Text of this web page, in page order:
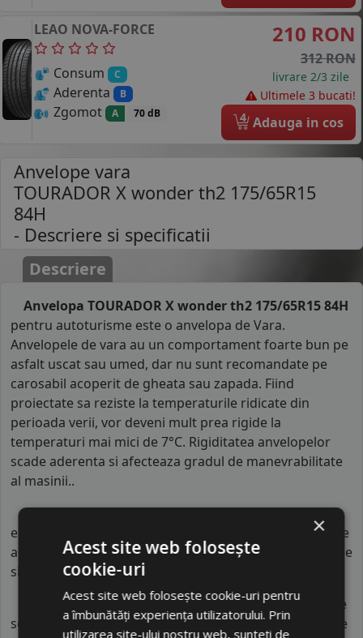
LEAO NOVA-FORCE
Consum C
Aderenta B
Zgomot A 70 dB
210 RON
312 RON
livrare 2/3 zile
Ultimele 3 bucati!
4 Adauga in cos
Anvelope vara
TOURADOR X wonder th2 175/65R15
84H
- Descriere si specificatii
Descriere
Anvelopa TOURADOR X wonder th2 175/65R15 84H
pentru autoturisme este o anvelopa de Vara.
Anvelopele de vara au un comportament foarte bun pe
asfalt uscat sau umed, dar nu sunt recomandate pe
carosabil acoperit de gheata sau zapada. Fiind
proiectate sa reziste la temperaturile ridicate din
perioada verii, vor deveni mult prea rigide la
temperaturi mai mici de 7°C. Rigiditatea anvelopelor
scade aderenta si afecteaza gradul de manevrabilitate
al masinii..
Indicele de vitezaal anvelopei de varaTOURADOR
este
. Acest indice confirma ca anvelopa poate rula pe
autovehicule o viteza maxima de 210 km/h in conditii de
siguranta.
Indicele de sarcinaal anvelopei este84. Acest indice
semnifica faptul ca anvelopa poate rula cu o capacitate
×
Acest site web folosește
cookie-uri
Acest site web folosește cookie-uri pentru
a îmbunătăți experiența utilizatorului. Prin
utilizarea site-ului nostru web, sunteți de